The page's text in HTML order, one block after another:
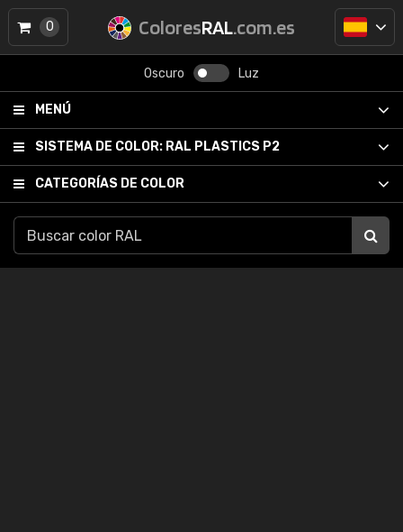
ColoresRAL.com.es
Oscuro Luz
MENÚ
SISTEMA DE COLOR: RAL PLASTICS P2
CATEGORÍAS DE COLOR
0